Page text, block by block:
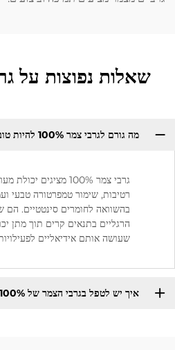
שאלות נפוצות על גרבי
מה גורם לגרבי צמר 100% להיות טובים יותר מגרבי סינטטיים?
גרבי צמר 100% מציגים
רטיבות, שימור טמפרטורה טבעי
בהשוואה לחומרים סינטטיים. הם
הרגליים בתנאים קרים תוך מתן
שעושה אותם אידיאליים
איך יש לטפל בגרבי הצמר של 100%?